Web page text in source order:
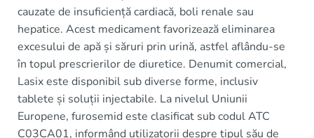
cauzate de insuficiență cardiacă, boli renale sau
hepatice. Acest medicament favorizează eliminarea
excesului de apă și săruri prin urină, astfel aflându-se
în topul prescrierilor de diuretice. Denumit comercial,
Lasix este disponibil sub diverse forme, inclusiv
tablete și soluții injectabile. La nivelul Uniunii
Europene, furosemid este clasificat sub codul ATC
C03CA01, informând utilizatorii despre tipul său de